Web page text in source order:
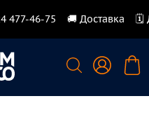
477-46-75 🚚 Доставка 🗓️